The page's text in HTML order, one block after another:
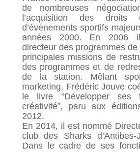
de nombreuses
l’acquisition des droits
d’événements sportifs
années 2000. En 2006
directeur des programmes
principales missions de
des programmes et de
de la station. Mêlant
marketing, Frédéric Jouve
le livre “Développer
créativité”, paru aux
2012.
En 2014, il est nommé
club des Sharks
Dans le cadre de ses